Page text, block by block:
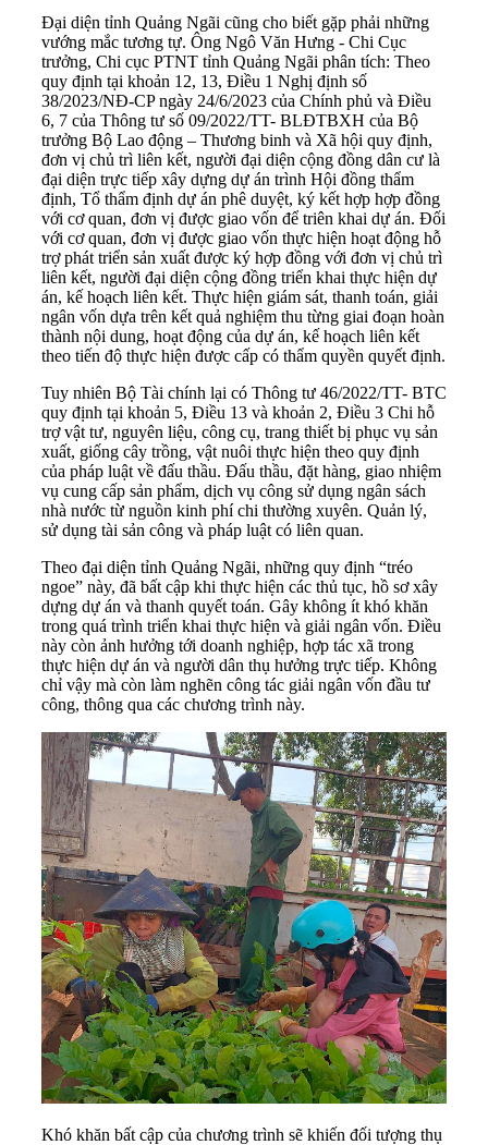
Đại diện tỉnh Quảng Ngãi cũng cho biết gặp phải những
vướng mắc tương tự. Ông Ngô Văn Hưng - Chi Cục
trưởng, Chi cục PTNT tỉnh Quảng Ngãi phân tích: Theo
quy định tại khoản 12, 13, Điều 1 Nghị định số
38/2023/NĐ-CP ngày 24/6/2023 của Chính phủ và Điều
6, 7 của Thông tư số 09/2022/TT- BLĐTBXH của Bộ
trưởng Bộ Lao động – Thương binh và Xã hội quy định,
đơn vị chủ trì liên kết, người đại diện cộng đồng dân cư là
đại diện trực tiếp xây dựng dự án trình Hội đồng thẩm
định, Tổ thẩm định dự án phê duyệt, ký kết hợp hợp đồng
với cơ quan, đơn vị được giao vốn để triên khai dự án. Đối
với cơ quan, đơn vị được giao vốn thực hiện hoạt động hỗ
trợ phát triển sản xuất được ký hợp đồng với đơn vị chủ trì
liên kết, người đại diện cộng đồng triển khai thực hiện dự
án, kế hoạch liên kết. Thực hiện giám sát, thanh toán, giải
ngân vốn dựa trên kết quả nghiệm thu từng giai đoạn hoàn
thành nội dung, hoạt động của dự án, kế hoạch liên kết
theo tiến độ thực hiện được cấp có thẩm quyền quyết định.
Tuy nhiên Bộ Tài chính lại có Thông tư 46/2022/TT- BTC
quy định tại khoản 5, Điều 13 và khoản 2, Điều 3 Chi hỗ
trợ vật tư, nguyên liệu, công cụ, trang thiết bị phục vụ sản
xuất, giống cây trồng, vật nuôi thực hiện theo quy định
của pháp luật về đấu thầu. Đấu thầu, đặt hàng, giao nhiệm
vụ cung cấp sản phẩm, dịch vụ công sử dụng ngân sách
nhà nước từ nguồn kinh phí chi thường xuyên. Quản lý,
sử dụng tài sản công và pháp luật có liên quan.
Theo đại diện tỉnh Quảng Ngãi, những quy định “tréo
ngoe” này, đã bất cập khi thực hiện các thủ tục, hồ sơ xây
dựng dự án và thanh quyết toán. Gây không ít khó khăn
trong quá trình triển khai thực hiện và giải ngân vốn. Điều
này còn ảnh hưởng tới doanh nghiệp, hợp tác xã trong
thực hiện dự án và người dân thụ hưởng trực tiếp. Không
chỉ vậy mà còn làm nghẽn công tác giải ngân vốn đầu tư
công, thông qua các chương trình này.
Khó khăn bất cập của chương trình sẽ khiến đối tượng thụ